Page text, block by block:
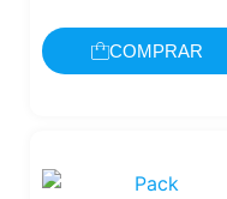
COMPRAR